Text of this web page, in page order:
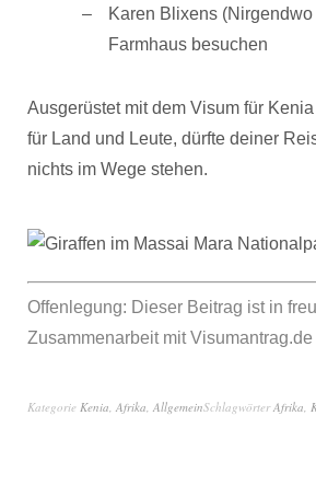
Karen Blixens (Nirgendwo
Farmhaus besuchen
Ausgerüstet mit dem Visum für
für Land und Leute, dürfte deiner
nichts im Wege stehen.
Offenlegung: Dieser Beitrag ist in
Zusammenarbeit mit
Kategorie Kenia, Afrika, AllgemeinSchlagwörterAfrika,